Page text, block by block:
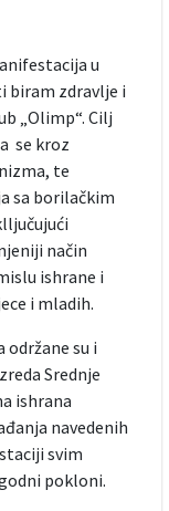
u
biram zdravlje i
„Olimp“. Cilj
se kroz
te
sa borilačkim
način
ishrane i
i mladih.
su i
Srednje
ishrana
navedenih
svim
pokloni.